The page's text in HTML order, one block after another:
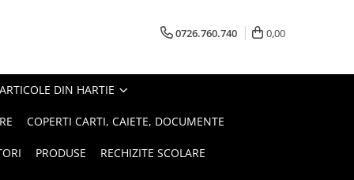
0726.760.740 0,00
ARTICOLE DIN HARTIE
COPERTI CARTI, CAIETE, DOCUMENTE
PRODUSE RECHIZITE SCOLARE